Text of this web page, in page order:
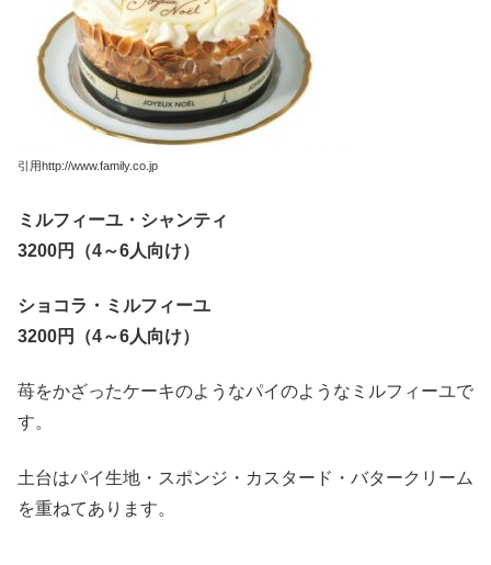
引用http://www.family.co.jp
ミルフィーユ・シャンティ
3200円（4～6人向け）
ショコラ・ミルフィーユ
3200円（4～6人向け）
苺をかざったケーキのようなパイのようなミルフィーユで
す。
土台はパイ生地・スポンジ・カスタード・バタークリーム
を重ねてあります。